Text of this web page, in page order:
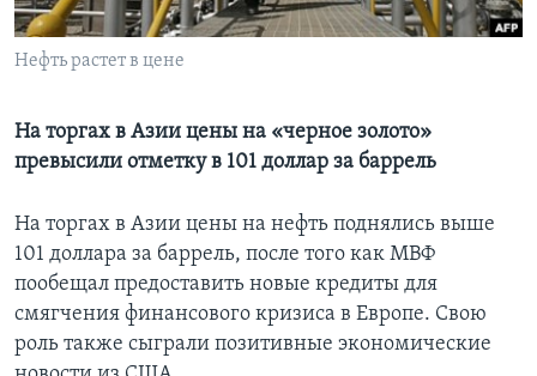
Learning English
Языки
Нефть растет в цене
На торгах в Азии цены на «черное золото»
превысили отметку в 101 доллар за баррель
На торгах в Азии цены на нефть поднялись выше
101 доллара за баррель, после того как МВФ
пообещал предоставить новые кредиты для
смягчения финансового кризиса в Европе. Свою
роль также сыграли позитивные экономические